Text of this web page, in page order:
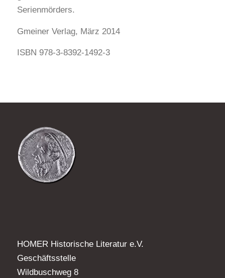
Serienmörders.
Gmeiner Verlag, März 2014
ISBN 978-3-8392-1492-3
HOMER Historische Literatur e.V.
Geschäftsstelle
Wildbuschweg 8